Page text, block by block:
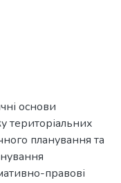
основи
територіальних
планування та
правові